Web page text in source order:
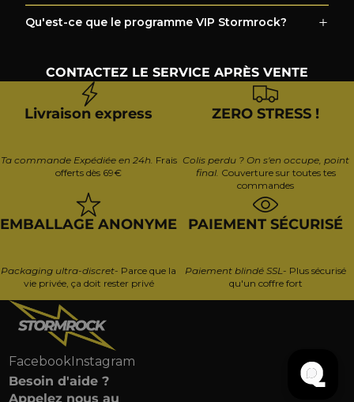
Qu'est-ce que le programme VIP Stormrock?
CONTACTEZ LE SERVICE APRÈS VENTE
Livraison express
Ta commande Expédiée en 24h. Frais
offerts dès 69€
ZERO STRESS !
Colis perdu ? On s'en occupe, point
final. Couverture sur toutes tes
commandes
EMBALLAGE ANONYME
Packaging ultra-discret- Parce que la
vie privée, ça doit rester privé
PAIEMENT SÉCURISÉ
Paiement blindé SSL - Plus sécurisé
qu'un coffre fort
FacebookInstagram
Besoin d'aide ?
Appelez nous au
10€ OFFERTS